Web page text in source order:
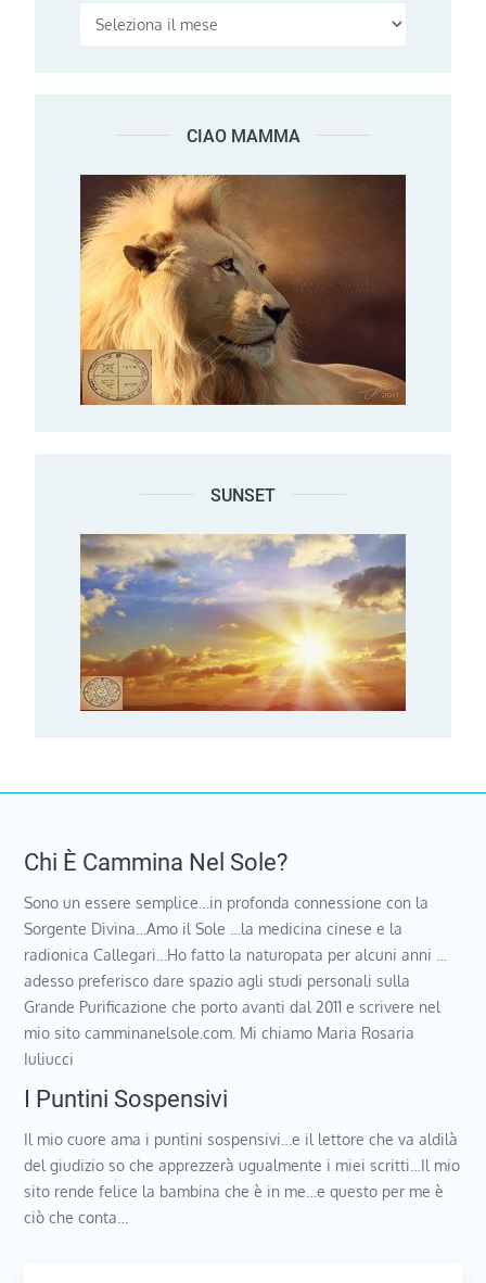
CIAO MAMMA
SUNSET
Chi È Cammina Nel Sole?
Sono un essere semplice…in profonda connessione con la
Sorgente Divina…Amo il Sole …la medicina cinese e la
radionica Callegari…Ho fatto la naturopata per alcuni anni …
adesso preferisco dare spazio agli studi personali sulla
Grande Purificazione che porto avanti dal 2011 e scrivere nel
mio sito camminanelsole.com. Mi chiamo Maria Rosaria
Iuliucci
I Puntini Sospensivi
Il mio cuore ama i puntini sospensivi…e il lettore che va aldilà
del giudizio so che apprezzerà ugualmente i miei scritti…Il mio
sito rende felice la bambina che è in me…e questo per me è
ciò che conta…